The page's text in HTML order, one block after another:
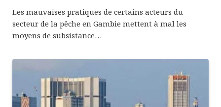
Les mauvaises pratiques de certains acteurs du
secteur de la pêche en Gambie mettent à mal les
moyens de subsistance…